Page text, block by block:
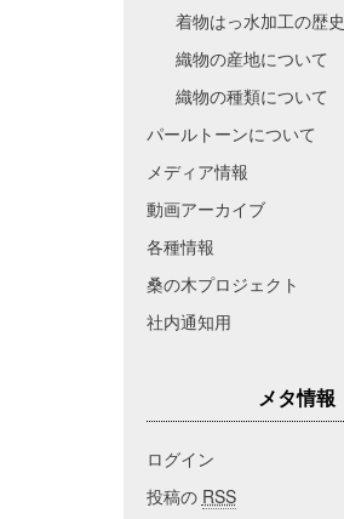
着物はっ水加工の歴史
織物の産地について
織物の種類について
パールトーンについて
メディア情報
動画アーカイブ
各種情報
桑の木プロジェクト
社内通知用
メタ情報
ログイン
投稿の RSS